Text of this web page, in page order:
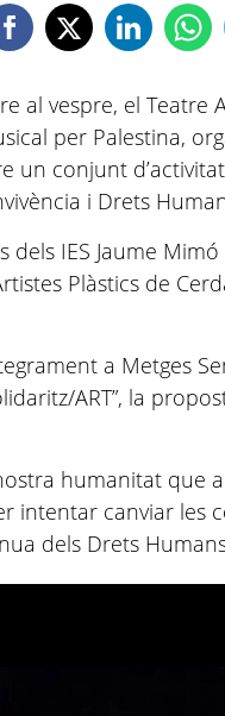
al vespre, el Teatre
per Palestina,
un conjunt
i Drets
IES Jaume
Plàstics de
a Metges
ART”, la
humanitat que
intentar canviar les
dels Drets